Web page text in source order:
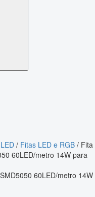
/ Fitas LED e RGB / Fita
60LED/metro 14W para